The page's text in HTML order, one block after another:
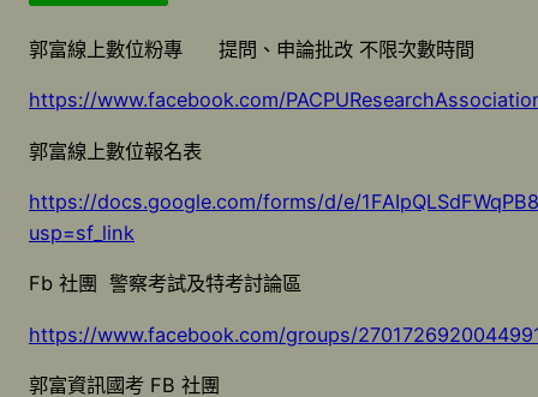
郭富線上數位粉專 提問、申論批改 不限次數時間
https://www.facebook.com/
郭富線上數位報名表
https://docs.google.com/forms/d/e/
usp=sf_link
Fb 社團 警察考試及特考討論區
https://www.facebook.com/groups/
郭富資訊國考 FB 社團